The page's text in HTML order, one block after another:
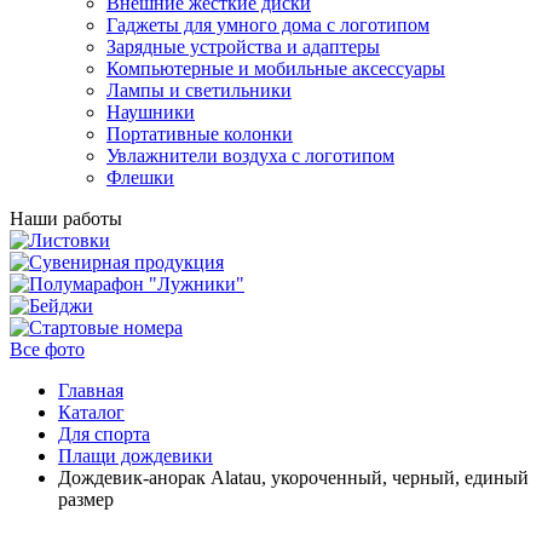
Гаджеты для умного дома с логотипом
Зарядные устройства и адаптеры
Компьютерные и мобильные аксессуары
Лампы и светильники
Наушники
Портативные колонки
Увлажнители воздуха с логотипом
Флешки
Наши работы
Все фото
Главная
Каталог
Для спорта
Плащи дождевики
Дождевик-анорак Alatau, укороченный, черный, единый
размер